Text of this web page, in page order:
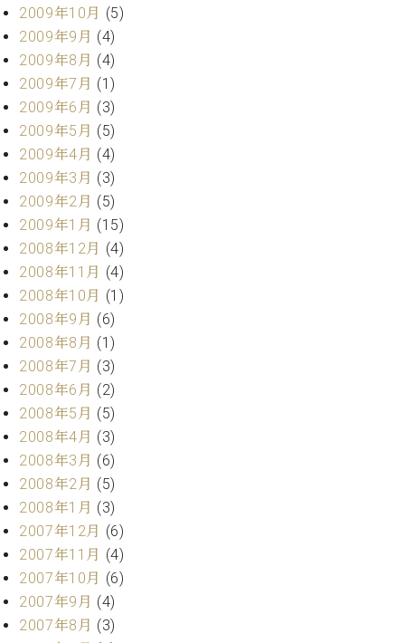
2009年10月 (5)
2009年9月 (4)
2009年8月 (4)
2009年7月 (1)
2009年6月 (3)
2009年5月 (5)
2009年4月 (4)
2009年3月 (3)
2009年2月 (5)
2009年1月 (15)
2008年12月 (4)
2008年11月 (4)
2008年10月 (1)
2008年9月 (6)
2008年8月 (1)
2008年7月 (3)
2008年6月 (2)
2008年5月 (5)
2008年4月 (3)
2008年3月 (6)
2008年2月 (5)
2008年1月 (3)
2007年12月 (6)
2007年11月 (4)
2007年10月 (6)
2007年9月 (4)
2007年8月 (3)